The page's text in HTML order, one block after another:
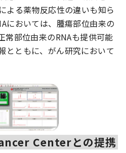
よる薬物反応性の違いも知ら
においては、腫瘍部位由来の
常部位由来のRNAも提供可能
とともに、がん研究において
Centerとの提携